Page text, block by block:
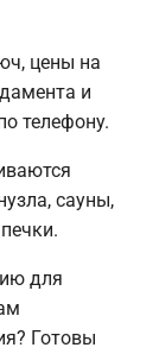
цены на
и
телефону.
сауны,
для
Готовы